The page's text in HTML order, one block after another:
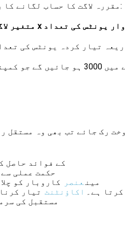
مقررہ لاگت کا حساب لگانے کا ریاضیاتی فارمولہ مندرجہ ذیل ہے:
بس پہلے 500 کو 4 سے ضرب دیں، جو کہ 2000 کے برابر ہے،
رک جائے تب بھی وہ مستقل
کے فوائد حاصل
حکمت عملی
مین عنصر
کاروبار کو
ہے۔
اکاؤنٹنٹ تیار کرنا
مستقبل کی